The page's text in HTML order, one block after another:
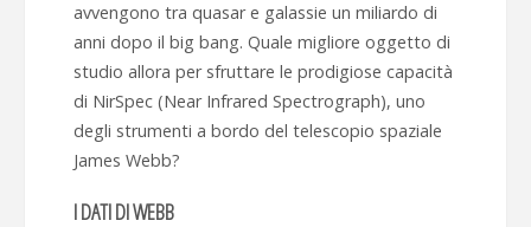
avvengono tra quasar e galassie un miliardo di
anni dopo il big bang. Quale migliore oggetto di
studio allora per sfruttare le prodigiose capacità
di NirSpec (Near Infrared Spectrograph), uno
degli strumenti a bordo del telescopio spaziale
James Webb?
I DATI DI WEBB